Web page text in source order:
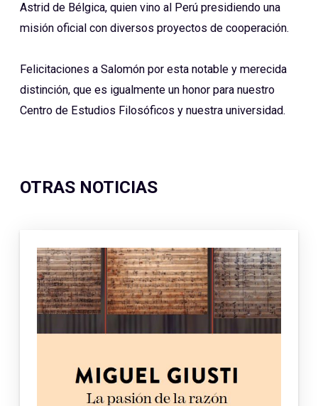
Astrid de Bélgica, quien vino al Perú presidiendo una
misión oficial con diversos proyectos de cooperación.
Felicitaciones a Salomón por esta notable y merecida
distinción, que es igualmente un honor para nuestro
Centro de Estudios Filosóficos y nuestra universidad.
OTRAS NOTICIAS